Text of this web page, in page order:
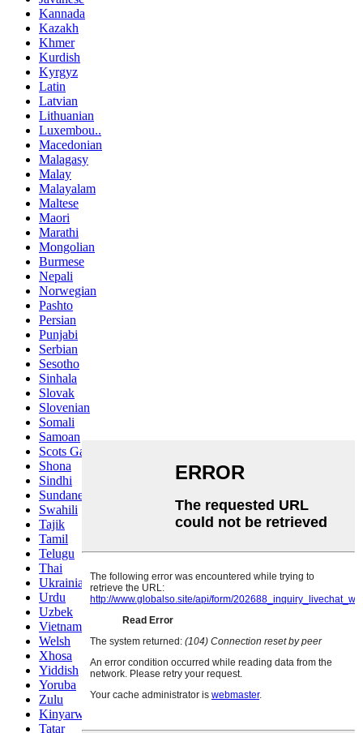
Kannada
Kazakh
Khmer
Kurdish
Kyrgyz
Latin
Latvian
Lithuanian
Luxembou..
Macedonian
Malagasy
Malay
Malayalam
Maltese
Maori
Marathi
Mongolian
Burmese
Nepali
Norwegian
Pashto
Persian
Punjabi
Serbian
Sesotho
Sinhala
Slovak
Slovenian
Somali
Samoan
Scots Gaelic
Shona
Sindhi
Sundanese
Swahili
Tajik
Tamil
Telugu
Thai
Ukrainian
Urdu
Uzbek
Vietnamese
Welsh
Xhosa
Yiddish
Yoruba
Zulu
Kinyarwanda
Tatar